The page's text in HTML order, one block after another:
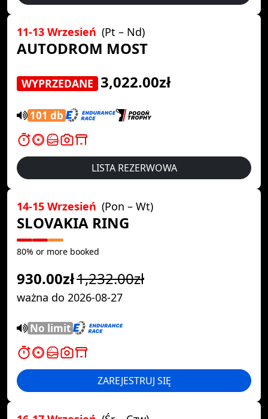
11-13 Wrzesień (Pt – Nd)
AUTODROM MOST
WYPRZEDANE 3,022.00zł
101 db
LISTA REZERWOWA
14-15 Wrzesień (Pon – Wt)
SLOVAKIA RING
80% or more booked
930.00zł1,232.00zł
ważna do 2026-08-27
No limit
ZAREJESTRUJ SIĘ